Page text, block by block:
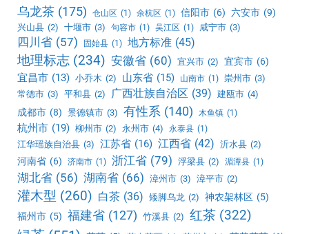
乌龙茶 (175) 仓山区 (1) 余杭区 (1) 信阳市 (6) 六安市 (9)
兴山县 (2) 十堰市 (3) 句容市 (1) 吴江区 (1) 咸宁市 (3)
四川省 (57) 固始县 (1) 地方标准 (45)
地理标志 (234) 安徽省 (60) 宜兴市 (2) 宜宾市 (6)
宜昌市 (13) 小乔木 (2) 山东省 (15) 山南市 (1) 崇州市 (3)
常德市 (3) 平和县 (2) 广西壮族自治区 (39) 建瓯市 (4)
成都市 (8) 景德镇市 (3) 有性系 (140) 木鱼镇 (1)
杭州市 (19) 柳州市 (2) 永州市 (4) 永泰县 (1)
江华瑶族自治县 (3) 江苏省 (16) 江西省 (42) 沂水县 (2)
河南省 (6) 济南市 (1) 浙江省 (79) 浮梁县 (2) 湄潭县 (1)
湖北省 (56) 湖南省 (66) 漳州市 (3) 漳平市 (2)
灌木型 (260) 白茶 (36) 矮脚乌龙 (2) 神农架林区 (5)
福州市 (5) 福建省 (127) 竹溪县 (2) 红茶 (322)